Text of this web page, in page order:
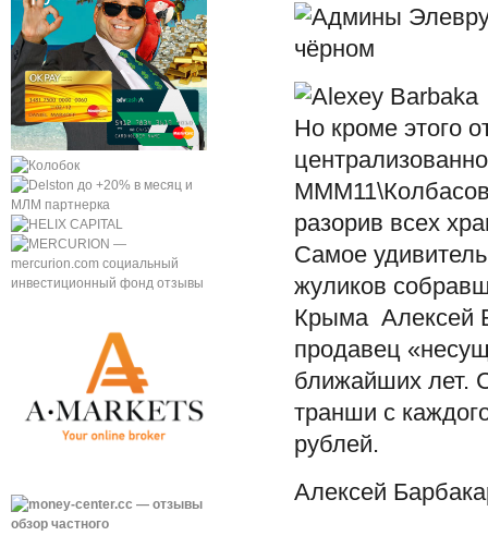
Но кроме этого
разорив всех
Самое
жуликов
Крыма Алексей
продавец
ближайших лет.
транши с
рублей.
Алексей